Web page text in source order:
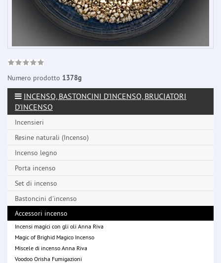
Numero prodotto 1378g
INCENSO, BASTONCINI D'INCENSO, BRUCIATORI
D'INCENSO
Incensieri
Resine naturali (Incenso)
Incenso legno
Porta incenso
Set di incenso
Bastoncini d'incenso
Accessori incenso
Incensi magici con gli oli Anna Riva
Magic of Brighid Magico Incenso
Miscele di incenso Anna Riva
Voodoo Orisha Fumigazioni